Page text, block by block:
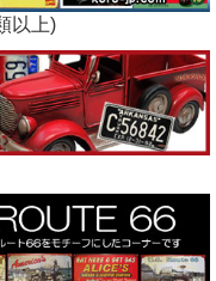
以上)